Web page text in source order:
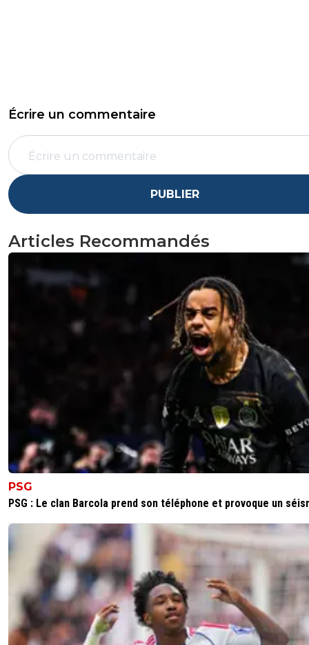
Écrire un commentaire
PUBLIER
Articles Recommandés
PSG
PSG : Le clan Barcola prend son téléphone et provoque un